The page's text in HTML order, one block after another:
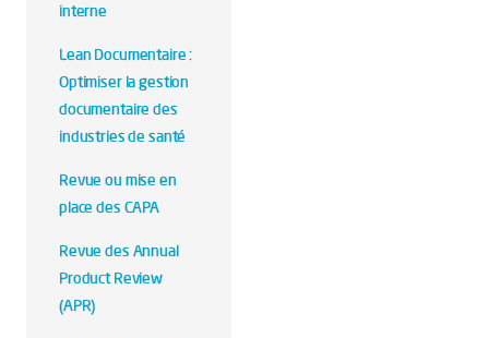
interne
Lean Documentaire :
Optimiser la gestion
documentaire des
industries de santé
Revue ou mise en
place des CAPA
Revue des Annual
Product Review
(APR)